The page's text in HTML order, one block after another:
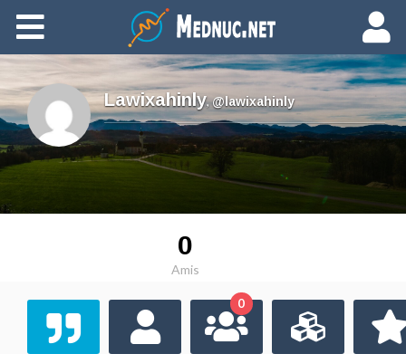
Ajouter du contenu
Lawixahinly,@lawixahinly
0
Amis
0